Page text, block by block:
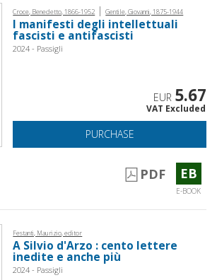
Croce, Benedetto, 1866-1952 | Gentile, Giovanni, 1875-1944
I manifesti degli intellettuali
fascisti e antifascisti
2024 - Passigli
EUR 5.67
VAT Excluded
PURCHASE
PDF EB
E-BOOK
Festanti, Maurizio, editor
A Silvio d'Arzo : cento lettere
inedite e anche più
2024 - Passigli